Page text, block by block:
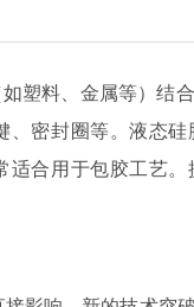
塑料、金属等）结
密封圈等。液态
合用于包胶工艺